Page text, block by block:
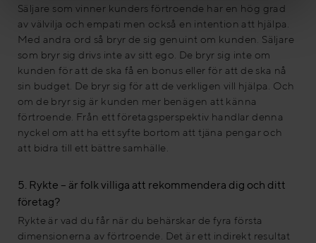
Säljare som vinner kunders förtroende har en hög grad
av välvilja och empati men också en intention att hjälpa.
Med andra ord så bryr de sig genuint om kunden. Säljare
som bryr sig drivs inte av sitt ego. De bryr sig inte om
kunden för att de ska få en bonus eller för att de ska nå
sin budget. De bryr sig för att de verkligen vill hjälpa. Och
om de bryr sig är kunden mer benägen att känna
förtroende. Från ett företagsperspektiv handlar denna
nyckel om att ha ett syfte bortom att tjäna pengar och
att bidra till ett bättre samhälle.
5. Rykte – är folk villiga att rekommendera dig och ditt
företag?
Rykte är vad du får när du behärskar de fyra första
dimensionerna av förtroende. Det är ett indirekt resultat